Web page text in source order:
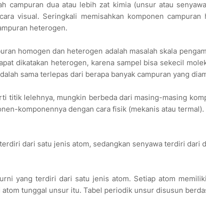
campuran dua atau lebih zat kimia (unsur atau
visual. Seringkali memisahkan komponen
heterogen.
homogen dan heterogen adalah masalah skala
dikatakan heterogen, karena sampel bisa sekecil
sama terlepas dari berapa banyak campuran yang
titik lelehnya, mungkin berbeda dari masing-masing
komponennya dengan cara fisik (mekanis atau termal).
dari satu jenis atom, sedangkan senyawa terdiri dari
yang terdiri dari satu jenis atom. Setiap atom
tunggal unsur itu. Tabel periodik unsur disusun